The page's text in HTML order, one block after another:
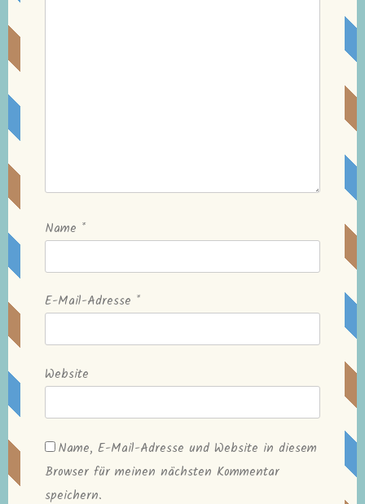
Name *
E-Mail-Adresse *
Website
Name, E-Mail-Adresse und Website in diesem
Browser für meinen nächsten Kommentar
speichern.